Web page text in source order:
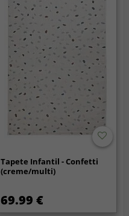
Tapete Infantil - Confetti
(creme/multi)
69.99 €